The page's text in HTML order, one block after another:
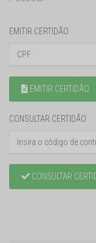
EMITIR CERTIDÃO
EMITIR CERTIDÃO
CONSULTAR CERTIDÃO
CONSULTAR